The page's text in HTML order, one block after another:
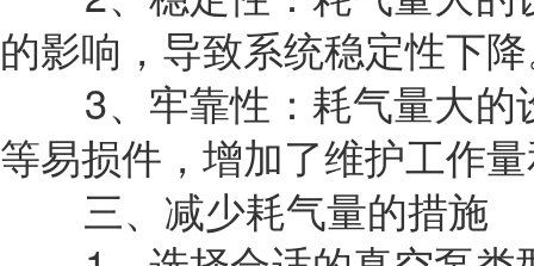
的影响，导致系统稳定性下
3、牢靠性：耗气量大的
等易损件，增加了维护工作
三、减少耗气量的措施